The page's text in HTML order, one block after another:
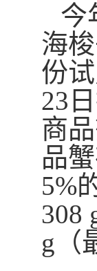
今
海
份
23
商
品
5%
308
g